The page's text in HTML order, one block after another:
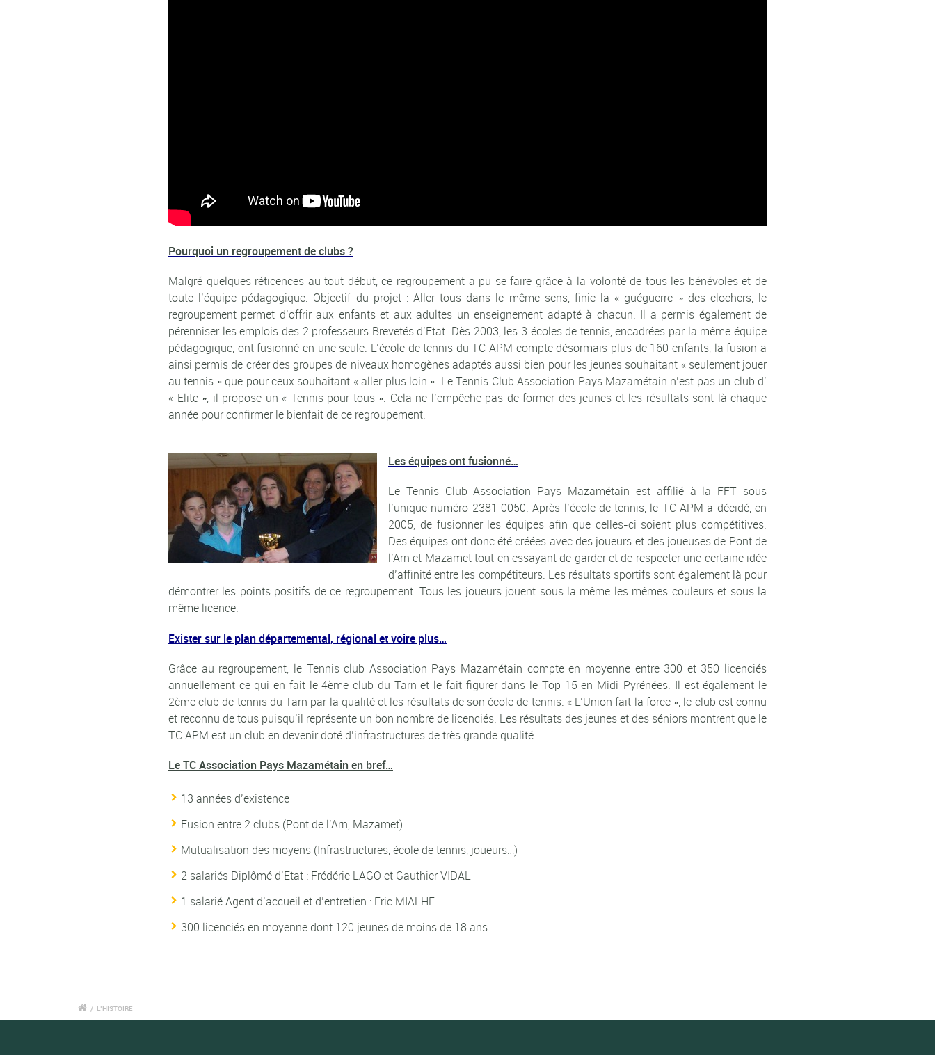
Pourquoi un regroupement de clubs ?
Malgré quelques réticences au tout début, ce regroupement a pu se faire grâce à la volonté de tous les bénévoles et de
toute l’équipe pédagogique. Objectif du projet : Aller tous dans le même sens, finie la « guéguerre » des clochers, le
regroupement permet d’offrir aux enfants et aux adultes un enseignement adapté à chacun. Il a permis également de
pérenniser les emplois des 2 professeurs Brevetés d’Etat. Dès 2003, les 3 écoles de tennis, encadrées par la même équipe
pédagogique, ont fusionné en une seule. L’école de tennis du TC APM compte désormais plus de 160 enfants, la fusion a
ainsi permis de créer des groupes de niveaux homogènes adaptés aussi bien pour les jeunes souhaitant « seulement jouer
au tennis » que pour ceux souhaitant « aller plus loin ». Le Tennis Club Association Pays Mazamétain n’est pas un club d’
« Elite », il propose un « Tennis pour tous ». Cela ne l’empêche pas de former des jeunes et les résultats sont là chaque
année pour confirmer le bienfait de ce regroupement.
Les équipes ont fusionné…
Le Tennis Club Association Pays Mazamétain est affilié à la FFT sous
l’unique numéro 2381 0050. Après l’école de tennis, le TC APM a décidé, en
2005, de fusionner les équipes afin que celles-ci soient plus compétitives.
Des équipes ont donc été créées avec des joueurs et des joueuses de Pont de
l’Arn et Mazamet tout en essayant de garder et de respecter une certaine idée
d’affinité entre les compétiteurs. Les résultats sportifs sont également là pour
démontrer les points positifs de ce regroupement. Tous les joueurs jouent sous la même les mêmes couleurs et sous la
même licence.
Exister sur le plan départemental, régional et voire plus…
Grâce au regroupement, le Tennis club Association Pays Mazamétain compte en moyenne entre 300 et 350 licenciés
annuellement ce qui en fait le 4ème club du Tarn et le fait figurer dans le Top 15 en Midi-Pyrénées. Il est également le
2ème club de tennis du Tarn par la qualité et les résultats de son école de tennis. « L’Union fait la force », le club est connu
et reconnu de tous puisqu’il représente un bon nombre de licenciés. Les résultats des jeunes et des séniors montrent que le
TC APM est un club en devenir doté d’infrastructures de très grande qualité.
Le TC Association Pays Mazamétain en bref…
13 années d’existence
Fusion entre 2 clubs (Pont de l’Arn, Mazamet)
Mutualisation des moyens (Infrastructures, école de tennis, joueurs…)
2 salariés Diplômé d’Etat : Frédéric LAGO et Gauthier VIDAL
1 salarié Agent d’accueil et d’entretien : Eric MIALHE
300 licenciés en moyenne dont 120 jeunes de moins de 18 ans…
/ L’HISTOIRE